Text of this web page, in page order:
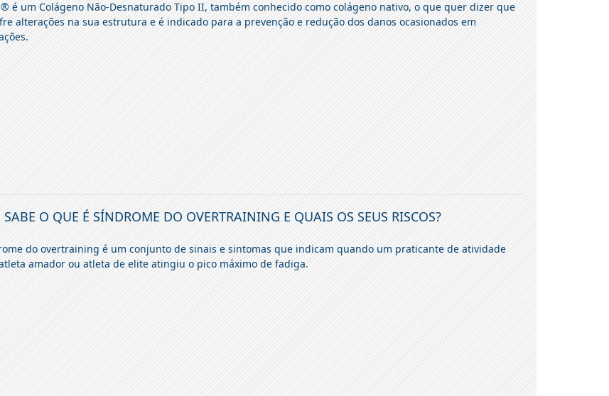
é um Colágeno Não-Desnaturado Tipo II, também conhecido como colágeno nativo, o que quer dizer que
alterações na sua estrutura e é indicado para a prevenção e redução dos danos ocasionados em
SABE O QUE É SÍNDROME DO OVERTRAINING E QUAIS OS SEUS RISCOS?
do overtraining é um conjunto de sinais e sintomas que indicam quando um praticante de atividade
amador ou atleta de elite atingiu o pico máximo de fadiga.